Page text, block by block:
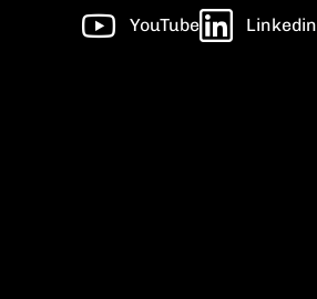
YouTube Linkedin